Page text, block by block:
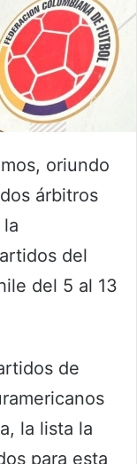
oriundo
árbitros
del
del 5 al 13
de
la lista la
para esta